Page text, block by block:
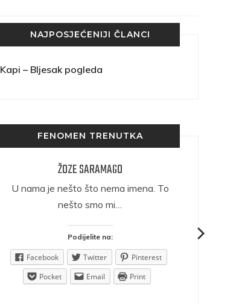
NAJPOSJEĆENIJI ČLANCI
Kapi – Bljesak pogleda
FENOMEN TRENUTKA
ŽOZE SARAMAGO
U nama je nešto što nema imena. To
nešto smo mi…
Podijelite na:
Facebook Twitter
Pinterest
Pocket
Email Print